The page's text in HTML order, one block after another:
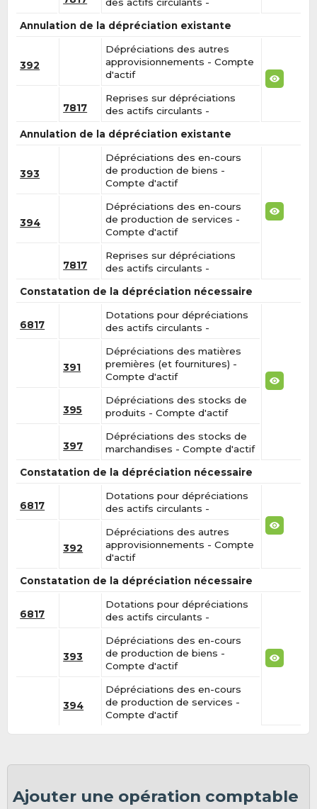
Annulation de la dépréciation existante
392
Dépréciations des autres
approvisionnements - Compte
d'actif
7817
Reprises sur dépréciations
des actifs circulants -
Annulation de la dépréciation existante
393
Dépréciations des en-cours
de production de biens -
Compte d'actif
394
Dépréciations des en-cours
de production de services -
Compte d'actif
7817
Reprises sur dépréciations
des actifs circulants -
Constatation de la dépréciation nécessaire
6817
Dotations pour dépréciations
des actifs circulants -
391
Dépréciations des matières
premières (et fournitures) -
Compte d'actif
395
Dépréciations des stocks de
produits - Compte d'actif
397
Dépréciations des stocks de
marchandises - Compte d'actif
Constatation de la dépréciation nécessaire
6817
Dotations pour dépréciations
des actifs circulants -
392
Dépréciations des autres
approvisionnements - Compte
d'actif
Constatation de la dépréciation nécessaire
6817
Dotations pour dépréciations
des actifs circulants -
393
Dépréciations des en-cours
de production de biens -
Compte d'actif
394
Dépréciations des en-cours
de production de services -
Compte d'actif
Ajouter une opération comptable